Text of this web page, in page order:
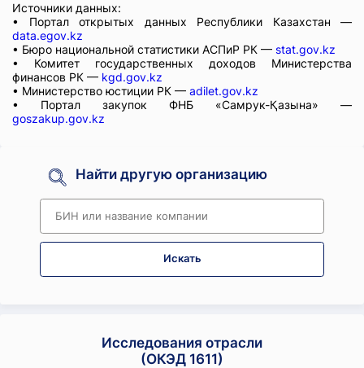
Источники данных:
• Портал открытых данных Республики Казахстан —
data.egov.kz
• Бюро национальной статистики АСПиР РК — stat.gov.kz
• Комитет государственных доходов Министерства
финансов РК — kgd.gov.kz
• Министерство юстиции РК — adilet.gov.kz
• Портал закупок ФНБ «Самрук-Қазына» —
goszakup.gov.kz
Найти другую организацию
Искать
Исследования отрасли
(ОКЭД 1611)